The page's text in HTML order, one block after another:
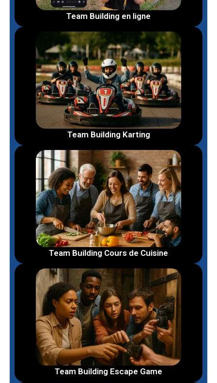
Team Building en ligne
Team Building Karting
Team Building Cours de Cuisine
Team Building Escape Game